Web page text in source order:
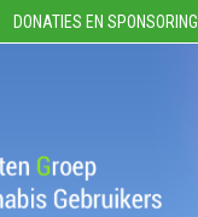
DONATIES EN SPONSORING